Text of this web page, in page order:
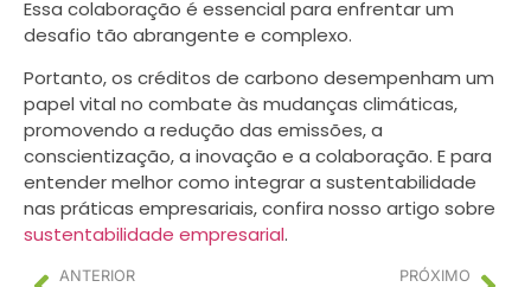
Essa colaboração é essencial para enfrentar um
desafio tão abrangente e complexo.
Portanto, os créditos de carbono desempenham um
papel vital no combate às mudanças climáticas,
promovendo a redução das emissões, a
conscientização, a inovação e a colaboração. E para
entender melhor como integrar a sustentabilidade
nas práticas empresariais, confira nosso artigo sobre
sustentabilidade empresarial.
ANTERIOR PRÓXIMO